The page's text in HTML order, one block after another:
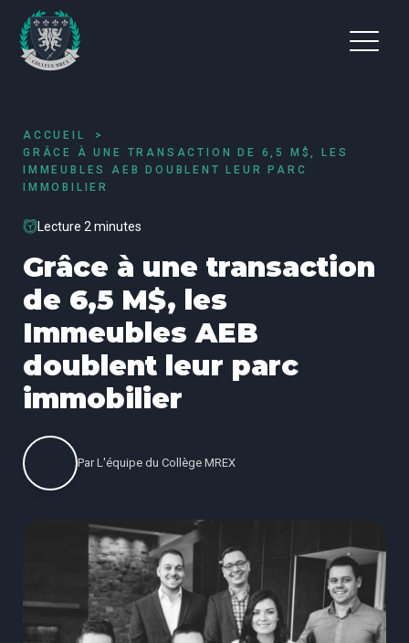
ACCUEIL
GRÂCE À UNE TRANSACTION DE 6,5 M$, LES
IMMEUBLES AEB DOUBLENT LEUR PARC
IMMOBILIER
Lecture 2 minutes
Grâce à une transaction
de 6,5 M$, les
Immeubles AEB
doublent leur parc
immobilier
Par L'équipe du Collège MREX